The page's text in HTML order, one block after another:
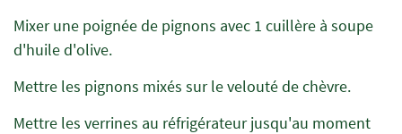
Mixer une poignée de pignons avec 1 cuillère à soupe
d'huile d'olive.
Mettre les pignons mixés sur le velouté de chèvre.
Mettre les verrines au réfrigérateur jusqu'au moment